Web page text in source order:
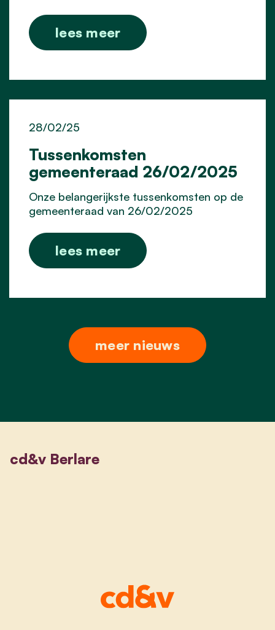
lees meer
Tussenkomsten
gemeenteraad 26/02/2025
28/02/25
Onze belangerijkste tussenkomsten op de
gemeenteraad van 26/02/2025
lees meer
meer nieuws
cd&v Berlare